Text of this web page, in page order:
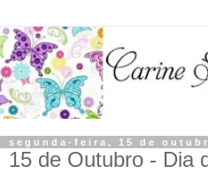
segunda-feira, 15 de
15 de Outubro - Dia